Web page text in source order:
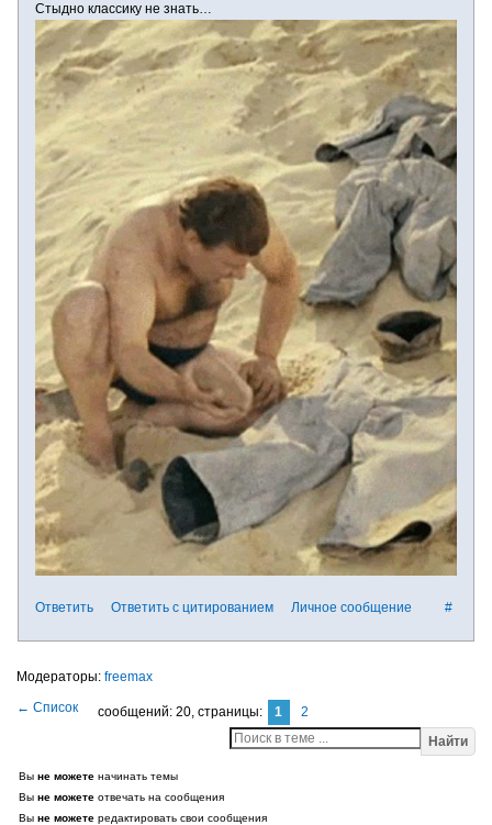
Стыдно классику не знать…
#
Ответить Ответить с цитированием Личное сообщение
freemax
сообщений: 20, страницы: 1
2
Найти
Вы не можете начинать темы
Вы не можете отвечать на сообщения
Вы не можете редактировать свои сообщения